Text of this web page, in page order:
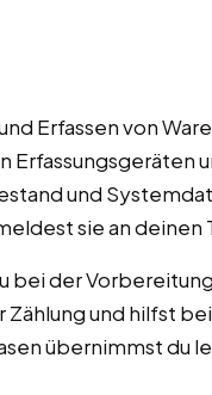
Erfassen von
und
sie an deinen
bei der
und hilfst
übernimmst du